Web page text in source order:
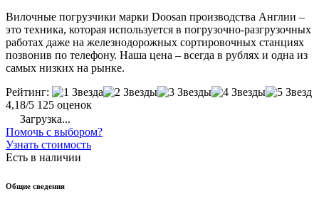
Вилочные погрузчики марки Doosan производства Англии –
это техника, которая используется в погрузочно-разгрузочных
работах даже на железнодорожных сортировочных станциях
позвонив по телефону. Наша цена – всегда в рублях и одна из
самых низких на рынке.
Рейтинг:
4,18/5 125 оценок
Загрузка...
Помочь с выбором?
Узнать стоимость
Есть в наличии
Общие сведения